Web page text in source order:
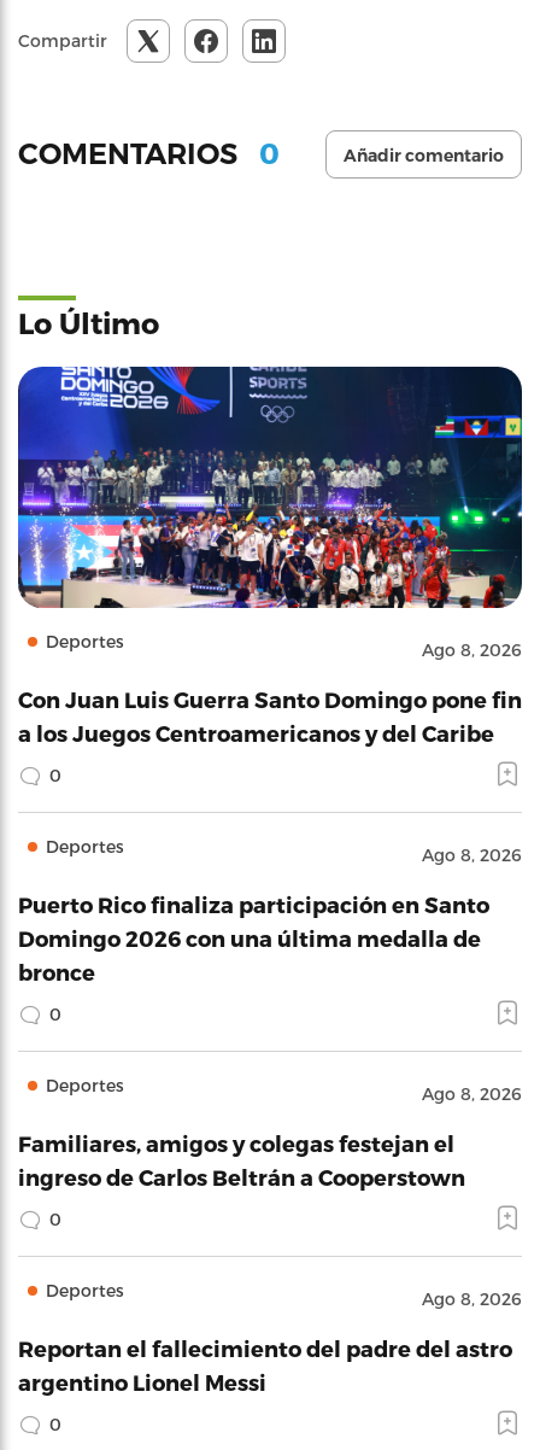
Compartir
COMENTARIOS 0 Añadir comentario
Lo Último
Deportes Ago 8, 2026
Con Juan Luis Guerra Santo Domingo pone fin
a los Juegos Centroamericanos y del Caribe
0
Deportes Ago 8, 2026
Puerto Rico finaliza participación en Santo
Domingo 2026 con una última medalla de
bronce
0
Deportes Ago 8, 2026
Familiares, amigos y colegas festejan el
ingreso de Carlos Beltrán a Cooperstown
0
Deportes Ago 8, 2026
Reportan el fallecimiento del padre del astro
argentino Lionel Messi
0